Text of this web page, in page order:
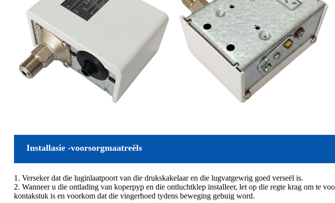
Installasie -voorsorgmaatreëls
1. Verseker dat die luginlaatpoort van die drukskakelaar en die lugvatgewrig goed verseël is.
2. Wanneer u die ontlading van koperpyp en die ontluchtklep installeer, let op die regte krag om te
kontakstuk is en voorkom dat die vingerhoed tydens beweging gebuig word.